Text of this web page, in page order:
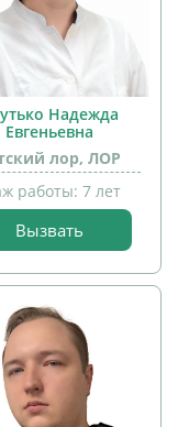
Надежда
Евгеньевна
лор, ЛОР
работы: 7 лет
Вызвать